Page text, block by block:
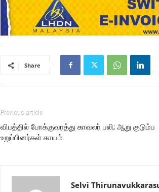
Share
Previous article
விபத்தில் போக்குவரத்து காவலர் பலி; ஆறு குடும்ப
உறுப்பினர்கள் காயம்
Selvi